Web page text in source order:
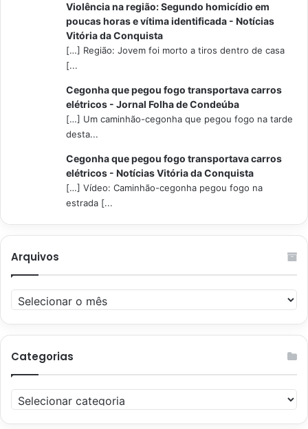
Violência na região: Segundo homicídio em
poucas horas e vítima identificada - Notícias
Vitória da Conquista
[…] Região: Jovem foi morto a tiros dentro de casa
[...
Cegonha que pegou fogo transportava carros
elétricos - Jornal Folha de Condeúba
[…] Um caminhão-cegonha que pegou fogo na tarde
desta...
Cegonha que pegou fogo transportava carros
elétricos - Notícias Vitória da Conquista
[…] Vídeo: Caminhão-cegonha pegou fogo na
estrada [...
Arquivos
Arquivos
Categorias
Categorias